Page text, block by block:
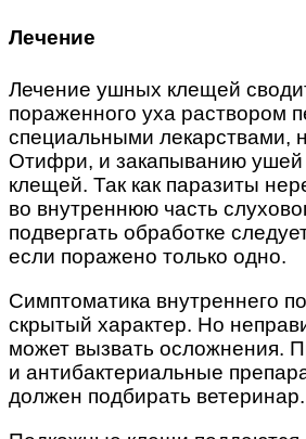
Лечение
Лечение ушных клещей
пораженного уха раствором
специальными лекарствами,
Отифри, и закапыванию ушей
клещей. Так как паразиты
во внутреннюю часть
подвергать обработке
если поражено только одно.
Симптоматика внутреннего
скрытый характер. Но
может вызвать осложнения.
и антибактериальные
должен подбирать ветеринар.